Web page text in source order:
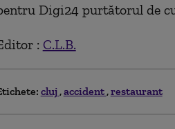
Digi24 purtătorul de
: C.L.B.
cluj accident restaurant